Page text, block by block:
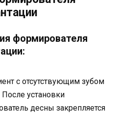
формирователя
с отсутствующим зубом
установки
десны закрепляется